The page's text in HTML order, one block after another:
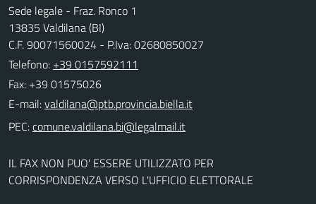
Sede legale - Fraz. Ronco 1
13835 Valdilana (BI)
C.F. 90071560024 - P.Iva: 02680850027
Telefono: +39 0157592111
Fax: +39 01575026
E-mail:
PEC:
IL FAX NON PUO' ESSERE UTILIZZATO PER
CORRISPONDENZA VERSO L'UFFICIO ELETTORALE